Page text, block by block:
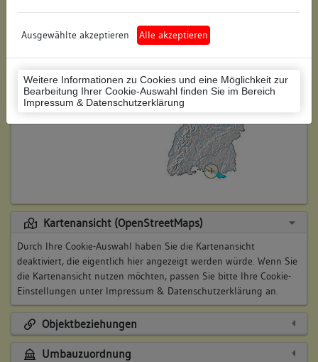
Ausgewählte akzeptieren Alle akzeptieren
Weitere Informationen zu Cookies und eine Möglichkeit zur
Bearbeitung Ihrer Cookie-Auswahl finden Sie im Bereich
Impressum & Datenschutzerklärung
Flurstücknummer: keine
Historischer Straßenname: keiner
Lage des Wohnplatzes:
Kartenansicht (OpenStreetMaps)
Durch Ihre Cookie-Auswahl haben Sie die Kartenansicht
deaktiviert, die eigentlich hier angezeigt werden würde. Wenn Sie
die Kartenansicht nutzen möchten, passen Sie bitte Ihre Cookie-
Einstellungen unter Impressum & Datenschutzerklärung an.
Objektbeziehungen
Umbauzuordnung